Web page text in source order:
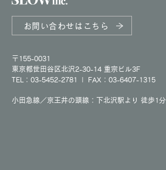
お問い合わせはこちら
〒155-0031
東京都世田谷区北沢2-30-14 重宗ビル3F
TEL：03-5452-2781
| FAX：03-6407-1315
小田急線／京王井の頭線：下北沢駅より 徒歩1分